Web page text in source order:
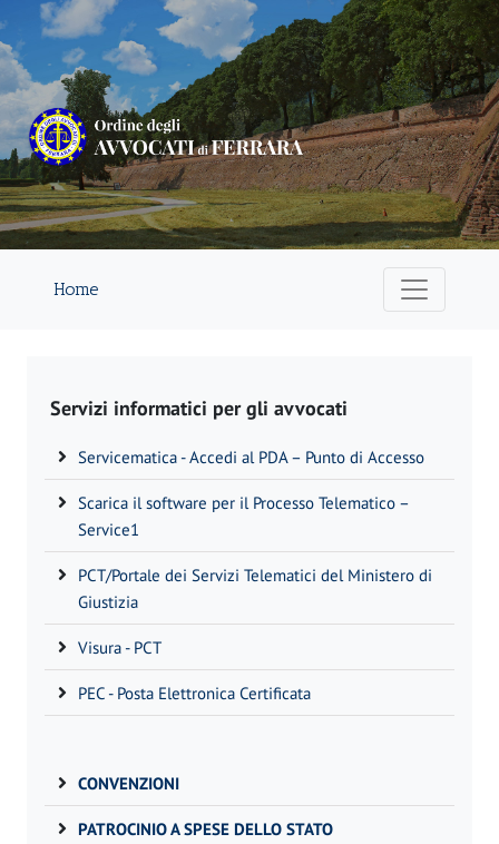
Home
Servizi informatici per gli avvocati
Servicematica - Accedi al PDA – Punto di Accesso
Scarica il software per il Processo Telematico –
Service1
PCT/Portale dei Servizi Telematici del Ministero di
Giustizia
Visura - PCT
PEC - Posta Elettronica Certificata
CONVENZIONI
PATROCINIO A SPESE DELLO STATO